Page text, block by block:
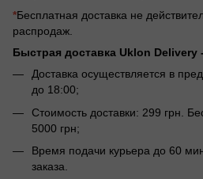
*Бесплатная доставка не
распродаж.
Быстрая доставка Uklon Delivery -
Доставка осуществляется в
до 18:00;
Стоимость доставки: 299 грн.
5000 грн;
Время подачи курьера до 60
заказа.